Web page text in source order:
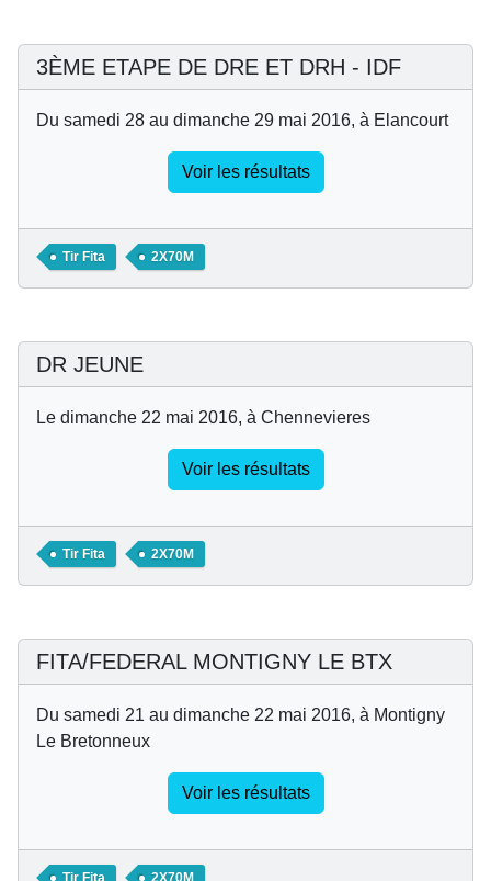
3ÈME ETAPE DE DRE ET DRH - IDF
Du samedi 28 au dimanche 29 mai 2016, à Elancourt
Voir les résultats
Tir Fita 2X70M
DR JEUNE
Le dimanche 22 mai 2016, à Chennevieres
Voir les résultats
Tir Fita 2X70M
FITA/FEDERAL MONTIGNY LE BTX
Du samedi 21 au dimanche 22 mai 2016, à Montigny
Le Bretonneux
Voir les résultats
Tir Fita 2X70M